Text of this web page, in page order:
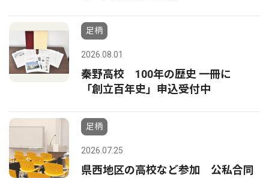
足柄
2026.08.01
秦野高校 100年の歴史 一冊に
「創立百年史」申込受付中
足柄
2026.07.25
県西地区の高校など参加 公私合同